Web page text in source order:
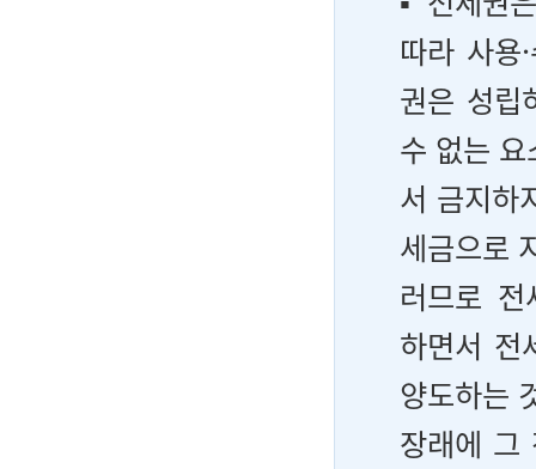
따라 사용
권은 성립
수 없는
서 금지하
세금으로
러므로
하면서 전
양도하는
장래에 그